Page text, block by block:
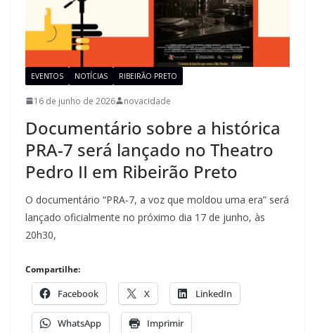
EVENTOS NOTÍCIAS RIBEIRÃO PRETO
16 de junho de 2026 novacidade
Documentário sobre a histórica
PRA-7 será lançado no Theatro
Pedro II em Ribeirão Preto
O documentário “PRA-7, a voz que moldou uma era” será
lançado oficialmente no próximo dia 17 de junho, às
20h30,
Compartilhe:
Facebook X LinkedIn
WhatsApp Imprimir